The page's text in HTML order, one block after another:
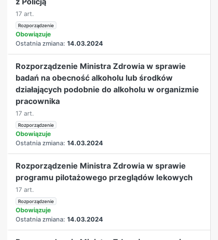
17 art.
Rozporządzenie
Obowiązuje
Ostatnia zmiana: 14.03.2024
Rozporządzenie Ministra Zdrowia w sprawie
badań na obecność alkoholu lub środków
działających podobnie do alkoholu w organizmie
pracownika
17 art.
Rozporządzenie
Obowiązuje
Ostatnia zmiana: 14.03.2024
Rozporządzenie Ministra Zdrowia w sprawie
programu pilotażowego przeglądów lekowych
17 art.
Rozporządzenie
Obowiązuje
Ostatnia zmiana: 14.03.2024